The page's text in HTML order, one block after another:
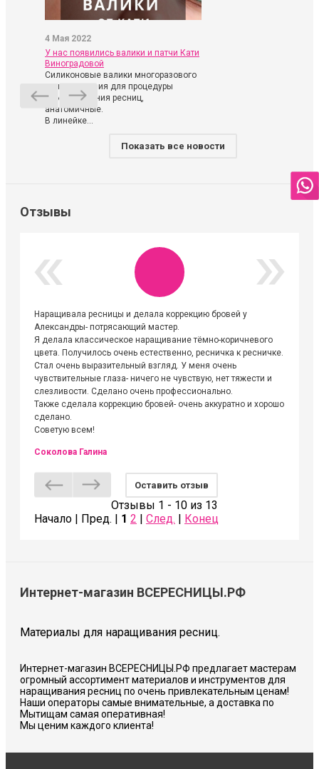
4 Мая 2022
У нас появились валики и патчи Кати
Виноградовой
Силиконовые валики многоразового
использования для процедуры
ламинирования ресниц,
анатомичные.
В линейке...
Показать все новости
Отзывы
Наращивала ресницы и делала коррекцию бровей у
Александры- потрясающий мастер.
Я делала классическое наращивание тёмно-коричневого
цвета. Получилось очень естественно, ресничка к ресничке.
Стал очень выразительный взгляд. У меня очень
чувствительные глаза- ничего не чувствую, нет тяжести и
слезливости. Сделано очень профессионально.
Также сделала коррекцию бровей- очень аккуратно и хорошо
сделано.
Советую всем!
Соколова Галина
Оставить отзыв
Отзывы 1 - 10 из 13
Начало | Пред. | 1 2 След. Конец
Интернет-магазин ВСЕРЕСНИЦЫ.РФ
Материалы для наращивания ресниц.
Интернет-магазин ВСЕРЕСНИЦЫ.РФ предлагает мастерам
огромный ассортимент материалов и инструментов для
наращивания ресниц по очень привлекательным ценам!
Наши операторы самые внимательные, а доставка по
Мытищам самая оперативная!
Мы ценим каждого клиента!